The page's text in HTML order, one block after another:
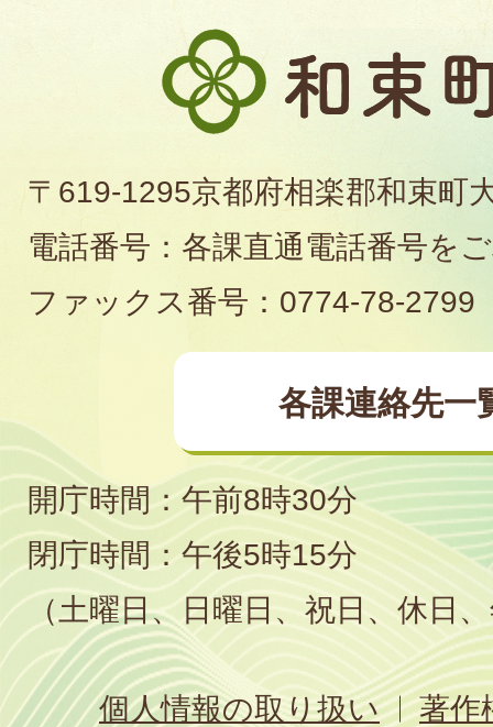
和
束
役
場
〒619-1295京都府相楽郡和束町
電話番号：各課直通電話番号を
ファックス番号：0774-78-2799
各課連絡先一
開庁時間：午前8時30分
閉庁時間：午後5時15分
（土曜日、日曜日、祝日、休日
個人情報の取り扱い
著作